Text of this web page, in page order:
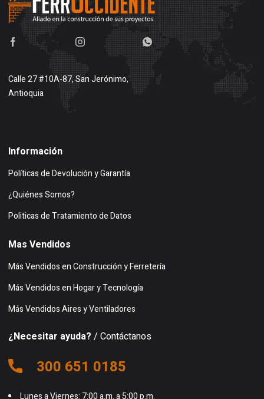
Calle 27 #10A-87, San Jerónimo,
Antioquia
Información
Políticas de Devolución y Garantía
¿Quiénes Somos?
Politicas de Tratamiento de Datos
Mas Vendidos
Más Vendidos en Construcción y Ferretería
Más Vendidos en Hogar y Tecnología
Más Vendidos Aires y Ventiladores
¿Necesitar ayuda? / Contáctanos
300 651 0185
Lunes a Viernes: 7:00 a.m. a 5:00 p.m.